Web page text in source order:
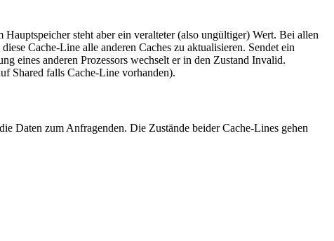
steht aber ein veralteter (also ungültiger) Wert. Bei allen
Cache-Line alle anderen Caches zu aktualisieren. Sendet ein
eines anderen Prozessors wechselt er in den Zustand Invalid.
Shared falls Cache-Line vorhanden).
Daten zum Anfragenden. Die Zustände beider Cache-Lines gehen